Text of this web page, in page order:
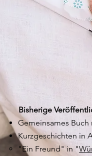
Bisherige
Gemeinsames Buch
Kurzgeschichten in
"Ein Freund" in "